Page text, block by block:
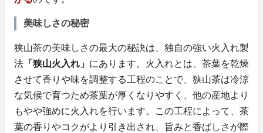
美味しさの秘密
狭山茶の美味しさの最大の秘訣は、独自の強い火入れ製
法 「狭山火入れ」 にあります。火入れとは、茶葉を乾燥
させて香りや味を調整する工程のことで、狭山茶は冷涼
な気候で育つため茶葉が厚くなりやすく、他の産地より
もやや強めに火入れを行います。この工程によって、茶
葉の香りやコクがより引き出され、旨みと香ばしさが際